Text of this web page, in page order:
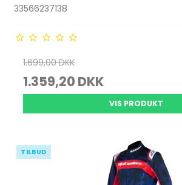
33566237138
1.699,00 DKK
1.359,20 DKK
VIS PRODUKT
TILBUD